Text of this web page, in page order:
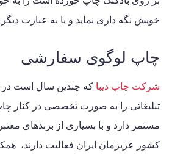
خویش نگه داری نماید و یا به عبارت
چاپ لوگوی سفارشی
شرکت چاپ دیبا که چندین سال است در
تبلیغاتی را به صورت تخصصی در کنار
مستمر دارد و با بسیاری از برندهای
کشور عزیزمان ایران فعالیت دارند،